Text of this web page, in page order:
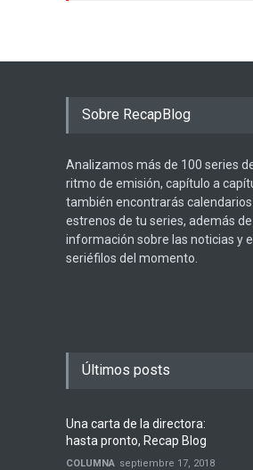
Sobre RecapBlog
Analizamos más de 100 series
ritmo de emisión, capítulo a
también encontrarás
estrenos de tu series, además
información sobre las noticias y
seriéfilos del momento.
Últimos posts
Una carta de la directora:
hasta pronto, Recap Blog
COLUMNA septiembre 17, 2018